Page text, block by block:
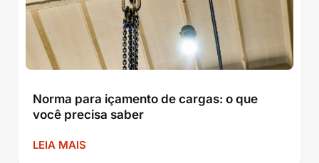
Norma para içamento de cargas: o que
você precisa saber
LEIA MAIS